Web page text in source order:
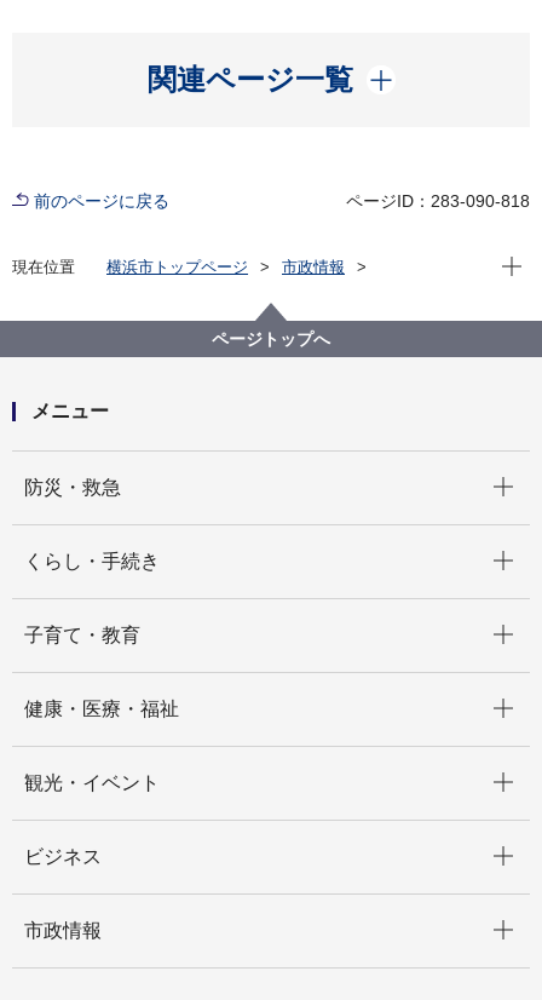
関連ページ一覧
開く
前のページに戻る ページID：283-090-818
現在位置 横浜市トップページ
市政情報
現在
ページトップへ
メニュー
防災・救急
くらし・手続き
子育て・教育
健康・医療・福祉
観光・イベント
ビジネス
市政情報